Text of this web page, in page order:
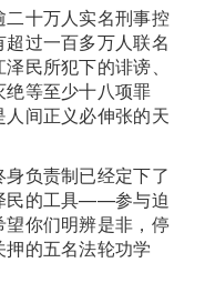
十万人实名刑事控
过一百多万人联名
民所犯下的诽谤、
等至少十八项罪
间正义必伸张的天
负责制已经定下了
民的工具——参与迫
你们明辨是非，停
的五名法轮功学